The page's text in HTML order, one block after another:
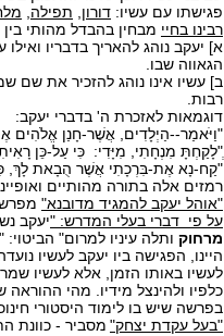
פגישתו עם עשיו: דורון, תפילה,
רבינו בחיי מבחין בהבדל מהותי בין
א] יעקב נוהג להאריך בדבריו
הגאווה שבו.
ב] עשיו אינו נוהג להזכיר את שם
רבות.
דוגמאות לאזכרת ה' בדברי יעקב:
"וַיֹּאמַר--הַיְלָדִים, אֲשֶׁר-חָנַן אֱלֹהִים
ְ"לָקַחְתָּ מִנְחָתִי, מִיָּדִי: כִּי עַל-כֵּן
"קַח-נָא אֶת-בִּרְכָתִי אֲשֶׁר הֻבָאת לָךְ,
רמזים אלה בתורה מהותיים
"אוהל יעקב להמגיד מדובנא"
על פי דברי בעלי המדרש: "יעקב
מרחוק ותלה עיניו למרום"
היינו, הפגישה ביו יעקב לעשיו
לעשיו באותו הזמן, אלא לעשיו
כלפיו ולהינצל מידיו. מהי
בפרשה שיש בו לימוד היסטורי
"בעל עקדת יצחק" מסביר - כוונת